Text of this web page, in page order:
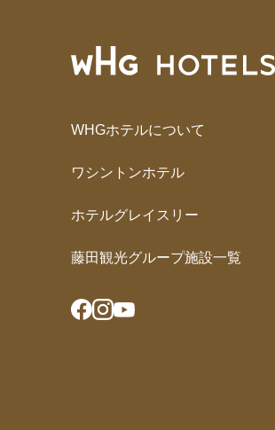
WHGホテルについて
ワシントンホテル
ホテルグレイスリー
藤田観光グループ施設一覧